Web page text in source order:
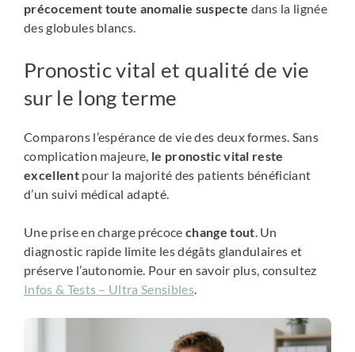
précocement toute anomalie suspecte dans la lignée
des globules blancs.
Pronostic vital et qualité de vie
sur le long terme
Comparons l’espérance de vie des deux formes. Sans
complication majeure, le pronostic vital reste
excellentpour la majorité des patients bénéficiant
d’un suivi médical adapté.
Une prise en charge précoce change tout. Un
diagnostic rapide limite les dégâts glandulaires et
préserve l’autonomie. Pour en savoir plus, consultez
Infos & Tests – Ultra Sensibles.